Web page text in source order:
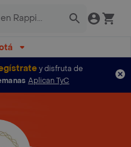
y disfruta de
Aplican TyC